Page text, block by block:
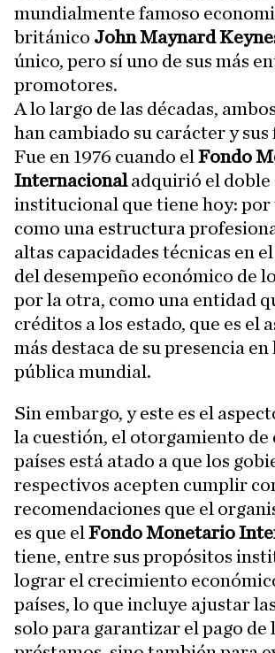
mundialmente famoso
británico John Maynard
único, pero sí uno de sus más
promotores.
A lo largo de las décadas,
han cambiado su carácter y sus
Fue en 1976 cuando el Fondo
Internacionaladquirió el
institucional que tiene hoy: por
como una estructura
altas capacidades técnicas en
del desempeño económico de
por la otra, como una entidad
créditos a los estado, que es el
más destaca de su presencia en
pública mundial.
Sin embargo, y este es el
la cuestión, el otorgamiento de
países está atado a que los
respectivos acepten cumplir
recomendaciones que el
es que el Fondo Monetario
tiene, entre sus propósitos
lograr el crecimiento
países, lo que incluye ajustar
solo para garantizar el pago de